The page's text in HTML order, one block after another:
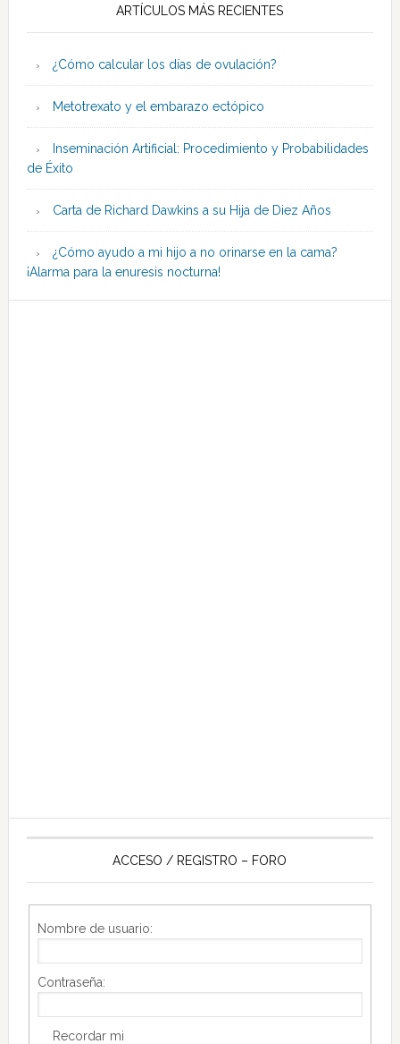
ARTÍCULOS MÁS RECIENTES
¿Cómo calcular los días de ovulación?
Metotrexato y el embarazo ectópico
Inseminación Artificial: Procedimiento y Probabilidades
de Éxito
Carta de Richard Dawkins a su Hija de Diez Años
¿Cómo ayudo a mi hijo a no orinarse en la cama?
¡Alarma para la enuresis nocturna!
ACCESO / REGISTRO – FORO
Nombre de usuario:
Contraseña:
Recordar mi